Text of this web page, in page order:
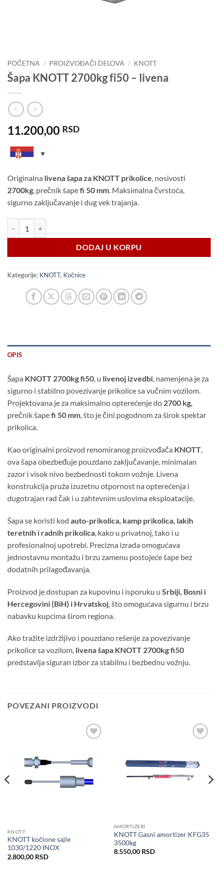
POČETNA / PROIZVOĐAČI DELOVA / KNOTT
Šapa KNOTT 2700kg fi50 – livena
11.200,00 RSD
Originalna livena šapa za KNOTT prikolice, nosivosti
2700kg, prečnik šapefi 50 mm. Maksimalna čvrstoća,
sigurno zaključavanje i dug vek trajanja.
DODAJ U KORPU
Kategorije: KNOTT, Kočnice
OPIS
Šapa KNOTT 2700kg fi50, u livenoj izvedbi, namenjena je za
sigurno i stabilno povezivanje prikolice sa vučnim vozilom.
Projektovana je za maksimalno opterećenje do 2700 kg,
prečnik šapefi 50 mm, što je čini pogodnom za širok spektar
prikolica.
Kao originalni proizvod renomiranog proizvođača KNOTT,
ova šapa obezbeđuje pouzdano zaključavanje, minimalan
zazor i visok nivo bezbednosti tokom vožnje. Livena
konstrukcija pruža izuzetnu otpornost na opterećenja i
dugotrajan rad čak i u zahtevnim uslovima eksploatacije.
Šapa se koristi kod auto-prikolica, kamp prikolica, lakih
teretnih i radnih prikolica , kako u privatnoj, tako i u
profesionalnoj upotrebi. Precizna izrada omogućava
jednostavnu montažu i brzu zamenu postojeće šape bez
dodatnih prilagođavanja.
Proizvod je dostupan za kupovinu i isporuku u Srbiji, Bosni i
Hercegovini (BiH) i Hrvatskoj , što omogućava sigurnu i brzu
nabavku kupcima širom regiona.
Ako tražite izdržljivo i pouzdano rešenje za povezivanje
prikolice sa vozilom, livena šapa KNOTT 2700kg fi50
predstavlja siguran izbor za stabilnu i bezbednu vožnju.
POVEZANI PROIZVODI
želja
KNOTT
KNOTT kočione sajle
1030/1220 INOX
2.800,00 RSD
AMORTIZERI
KNOTT Gasni amortizer KFG35
3500kg
8.550,00 RSD